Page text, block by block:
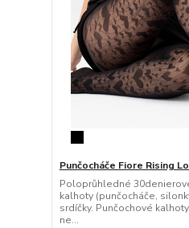
Punčocháče Fiore Rising
Poloprůhledné
kalhoty (punčocháče,
srdíčky. Punčochové
ne...